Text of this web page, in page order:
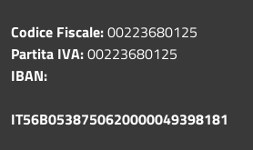
Codice Fiscale:00223680125
Partita IVA:00223680125
IBAN:
IT56B0538750620000049398181